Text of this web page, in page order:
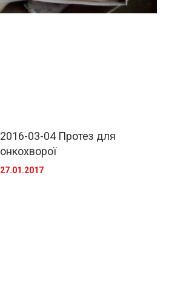
2016-03-04 Протез для
онкохворої
27.01.2017